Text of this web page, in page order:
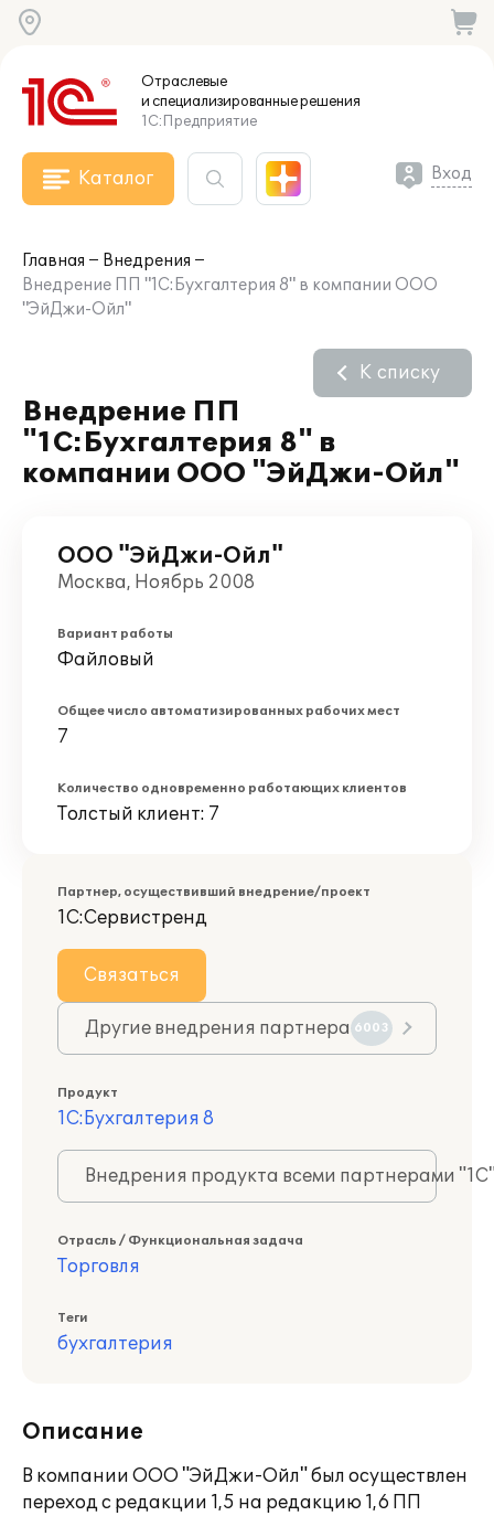
Отраслевые
и специализированныерешения
1С:Предприятие
Каталог Вход
Главная
Внедрения
Внедрение ПП "1С:Бухгалтерия 8" в компании ООО
"ЭйДжи-Ойл"
Внедрение ПП
"1С:Бухгалтерия 8" в
компании ООО "ЭйДжи-Ойл"
К списку
ООО "ЭйДжи-Ойл"
Москва, Ноябрь 2008
Вариант работы
Файловый
Общее число автоматизированных рабочих мест
7
Количество одновременно работающих клиентов
Толстый клиент: 7
Партнер, осуществивший внедрение/проект
1С:Сервистренд
Связаться
Другие внедрения партнера 6003
Продукт
1С:Бухгалтерия 8
Внедрения продукта всеми партнерами
Отрасль / Функциональная задача
Торговля
Теги
бухгалтерия
Описание
В компании ООО "ЭйДжи-Ойл" был осуществлен
переход с редакции 1,5 на редакцию 1,6 ПП